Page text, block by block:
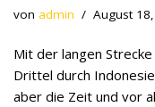
von admin August
Mit der langen
Drittel durch
aber die Zeit und vor